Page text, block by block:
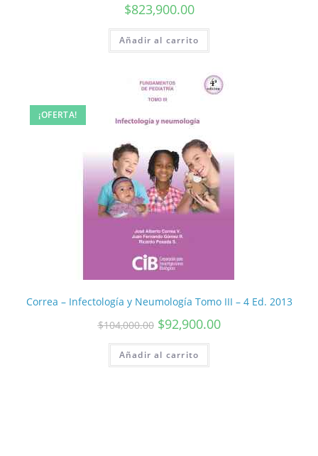
$823,900.00
Añadir al carrito
¡OFERTA!
Correa – Infectología y Neumología Tomo III – 4 Ed. 2013
$104,000.00 $92,900.00
Añadir al carrito